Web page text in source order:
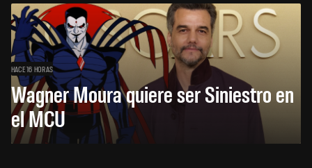
HACE 16 HORAS
Wagner Moura quiere ser Siniestro en
el MCU